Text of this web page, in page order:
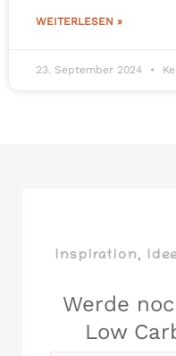
WEITERLESEN »
23. September 2024
Inspiration,
Werde
Low